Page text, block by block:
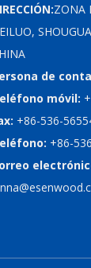
ZONA
de
móvil:
+86-536-
+86-